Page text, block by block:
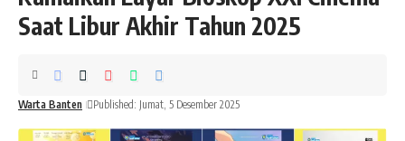
Saat Libur Akhir Tahun 2025
Warta Banten Published: Jumat, 5 Desember 2025